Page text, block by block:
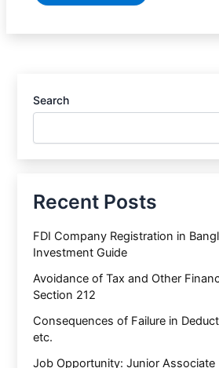
Search
Recent Posts
FDI Company Registration in
Investment Guide
Avoidance of Tax and Other
Section 212
Consequences of Failure in
etc.
Job Opportunity: Junior Associate